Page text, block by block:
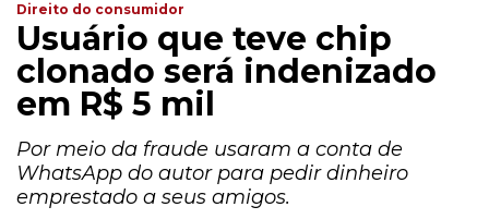
Direito do consumidor
Usuário que teve chip
clonado será indenizado
em R$ 5 mil
Por meio da fraude usaram a conta de
WhatsApp do autor para pedir dinheiro
emprestado a seus amigos.